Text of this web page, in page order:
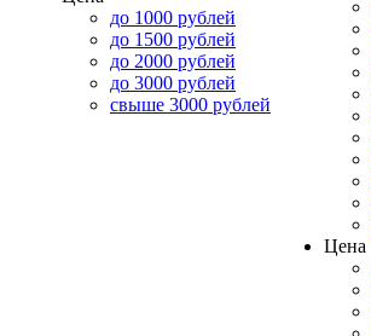
до 1000 рублей
до 1500 рублей
до 2000 рублей
до 3000 рублей
свыше 3000 рублей
Цена